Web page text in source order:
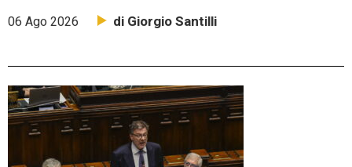
06 Ago 2026 di Giorgio Santilli